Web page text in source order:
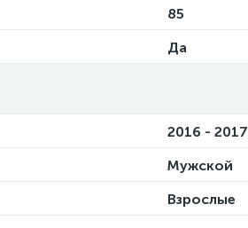
85
Да
2016 - 2017
Мужской
Взрослые